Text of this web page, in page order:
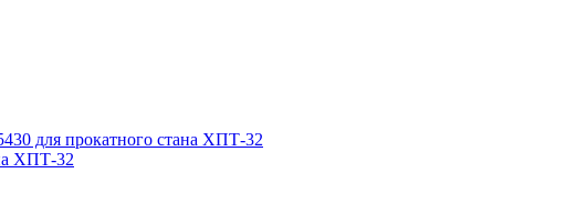
для прокатного стана ХПТ-32
ХПТ-32